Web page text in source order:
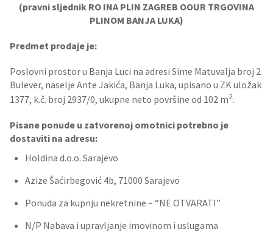
(pravni sljednik RO INA PLIN ZAGREB OOUR TRGOVINA
PLINOM BANJA LUKA)
Predmet prodaje je:
Poslovni prostor u Banja Luci na adresi Sime Matuvalja broj 2
Bulever, naselje Ante Jakića, Banja Luka, upisano u ZK uložak
1377, k.č. broj 2937/0, ukupne neto površine od 102 m2.
Pisane ponude u zatvorenoj omotnici potrebno je
dostaviti na adresu:
Holdina d.o.o. Sarajevo
Azize Šaćirbegović 4b, 71000 Sarajevo
Ponuda za kupnju nekretnine – “NE OTVARATI”
N/P Nabava i upravljanje imovinom i uslugama